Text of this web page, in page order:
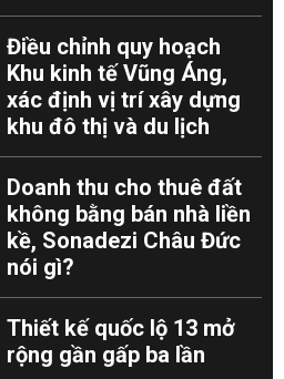
Điều chỉnh quy hoạch
Khu kinh tế Vũng Áng,
xác định vị trí xây dựng
khu đô thị và du lịch
Doanh thu cho thuê đất
không bằng bán nhà liền
kề, Sonadezi Châu Đức
nói gì?
Thiết kế quốc lộ 13 mở
rộng gần gấp ba lần